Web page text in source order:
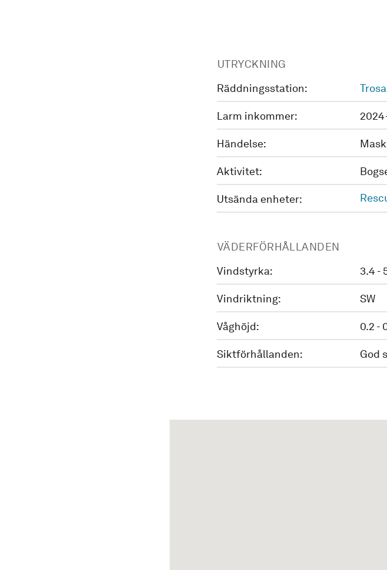
UTRYCKNING
Räddningsstation:
Trosa
Larm inkommer:
Händelse:
Aktivitet:
Utsända enheter:
VÄDERFÖRHÅLLANDEN
Vindstyrka:
3.4 -
Vindriktning: SW
Våghöjd: 0.2 -
Siktförhållanden: God